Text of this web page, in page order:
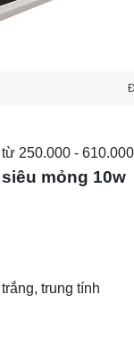
250.000 -
mỏng 10w
trung tính